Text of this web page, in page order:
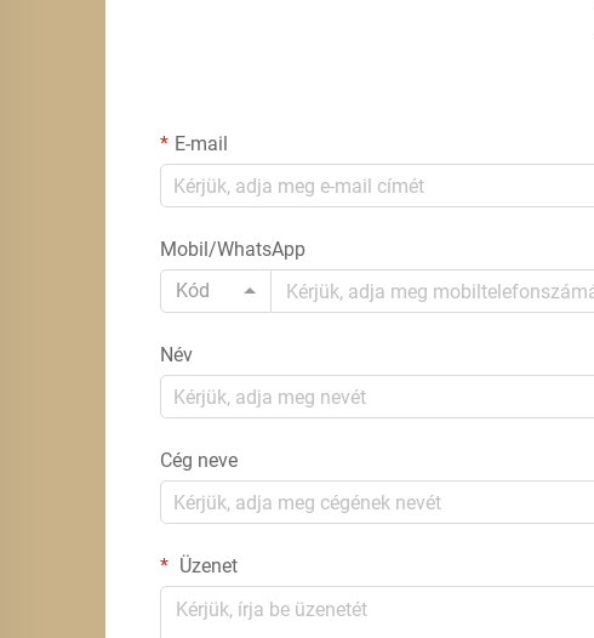
E-mail
Mobil/WhatsApp
Kód
Név
Cég neve
Üzenet